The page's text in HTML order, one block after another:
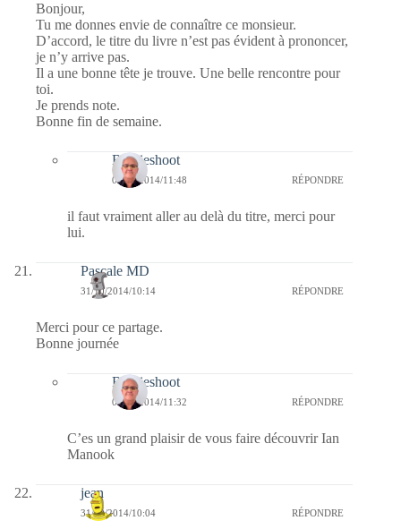
Bonjour,
Tu me donnes envie de connaître ce monsieur.
D’accord, le titre du livre n’est pas évident à prononcer,
je n’y arrive pas.
Il a une bonne tête je trouve. Une belle rencontre pour
toi.
Je prends note.
Bonne fin de semaine.
Bernieshoot
01/11/2014/11:48 RÉPONDRE
il faut vraiment aller au delà du titre, merci pour
lui.
Pascale MD
31/10/2014/10:14 RÉPONDRE
Merci pour ce partage.
Bonne journée
Bernieshoot
01/11/2014/11:32 RÉPONDRE
C’es un grand plaisir de vous faire découvrir Ian
Manook
jean
31/10/2014/10:04 RÉPONDRE